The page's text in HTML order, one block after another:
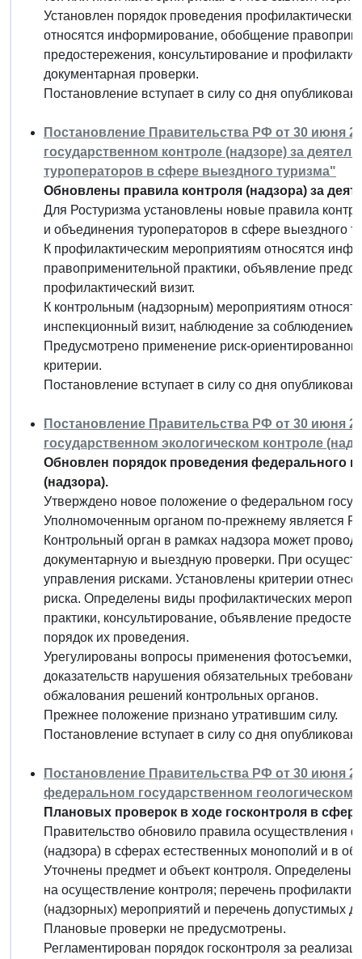
Установлен порядок проведения
относятся информирование, обобщение
предостережения, консультирование и
документарная проверки.
Постановление вступает в силу со дня
Постановление Правительства РФ от 30 июня
государственном контроле (надзоре) за
туроператоров в сфере выездного туризма"
Обновлены правила контроля (надзора) за
Для Ростуризма установлены новые правила
и объединения туроператоров в сфере выездного
К профилактическим мероприятиям относятся
правоприменительной практики, объявление
профилактический визит.
К контрольным (надзорным) мероприятиям
инспекционный визит, наблюдение за соблюдением
Предусмотрено применение риск-
критерии.
Постановление вступает в силу со дня
Постановление Правительства РФ от 30 июня
государственном экологическом контроле
Обновлен порядок проведения федерального
(надзора).
Утверждено новое положение о федеральном
Уполномоченным органом по-прежнему является
Контрольный орган в рамках надзора может
документарную и выездную проверки. При
управления рисками. Установлены критерии
риска. Определены виды профилактических
практики, консультирование, объявление
порядок их проведения.
Урегулированы вопросы применения фотосъемки,
доказательств нарушения обязательных
обжалования решений контрольных органов.
Прежнее положение признано утратившим силу.
Постановление вступает в силу со дня
Постановление Правительства РФ от 30 июня
федеральном государственном геологическом
Плановых проверок в ходе госконтроля в
Правительство обновило правила осуществления
(надзора) в сферах естественных монополий и в
Уточнены предмет и объект контроля.
на осуществление контроля; перечень
(надзорных) мероприятий и перечень допустимых
Плановые проверки не предусмотрены.
Регламентирован порядок госконтроля за